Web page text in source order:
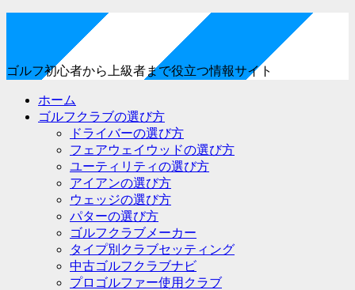
ゴルフ初心者から上級者まで役立つ情報サイト
ホーム
ゴルフクラブの選び方
ドライバーの選び方
フェアウェイウッドの選び方
ユーティリティの選び方
アイアンの選び方
ウェッジの選び方
パターの選び方
ゴルフクラブメーカー
タイプ別クラブセッティング
中古ゴルフクラブナビ
プロゴルファー使用クラブ